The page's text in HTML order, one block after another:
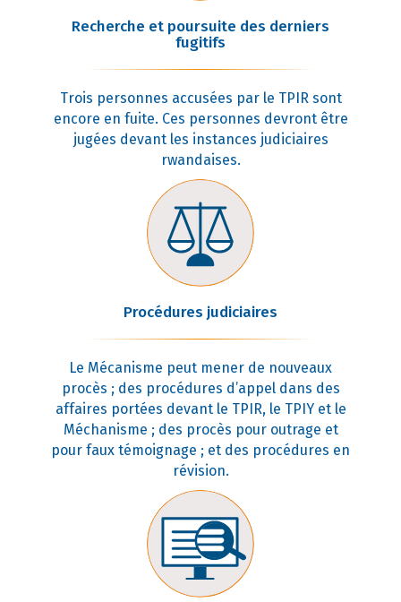
Recherche et poursuite des derniers
fugitifs
Trois personnes accusées par le TPIR sont
encore en fuite. Ces personnes devront être
jugées devant les instances judiciaires
rwandaises.
Procédures judiciaires
Le Mécanisme peut mener de nouveaux
procès ; des procédures d’appel dans des
affaires portées devant le TPIR, le TPIY et le
Méchanisme ; des procès pour outrage et
pour faux témoignage ; et des procédures en
révision.